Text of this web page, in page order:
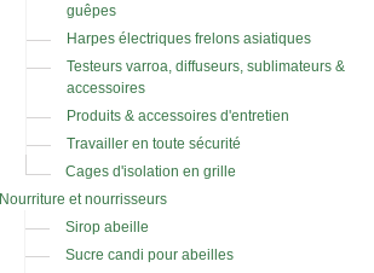
guêpes
Harpes électriques frelons asiatiques
Testeurs varroa, diffuseurs, sublimateurs &
accessoires
Produits & accessoires d'entretien
Travailler en toute sécurité
Cages d'isolation en grille
Nourriture et nourrisseurs
Sirop abeille
Sucre candi pour abeilles